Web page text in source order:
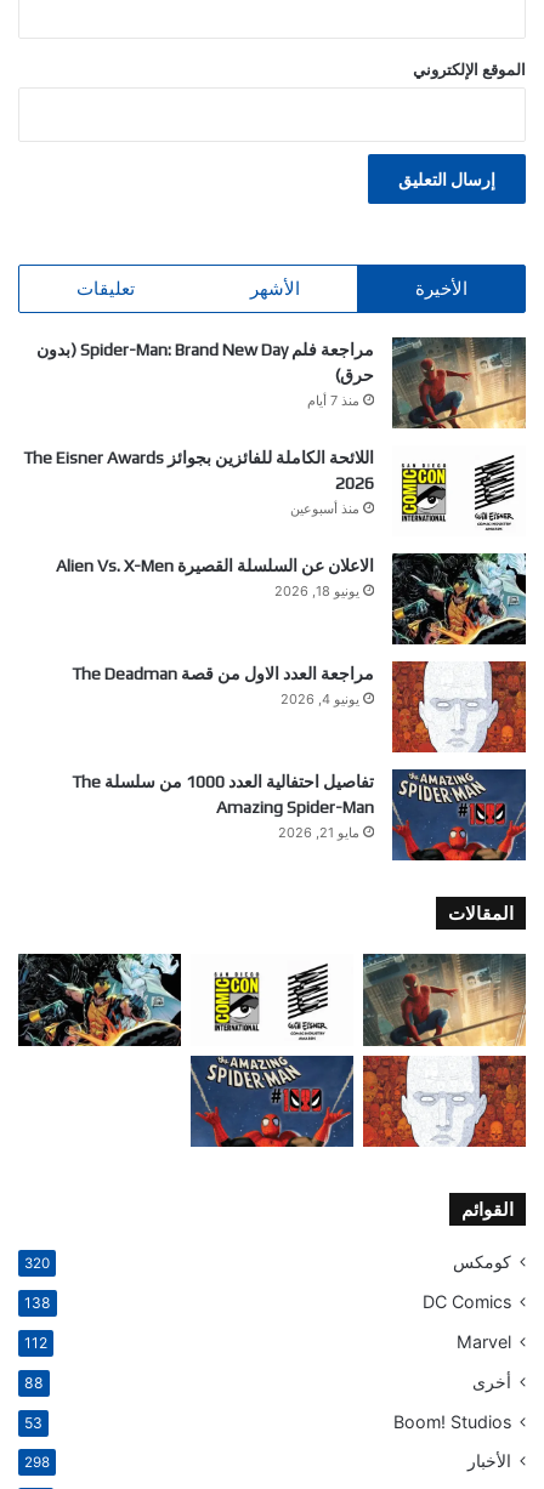
الموقع الإلكتروني
الأخيرة الأشهر تعليقات
مراجعة فلم Spider-Man: Brand New Day (بدون
حرق)
منذ 7 أيام
اللائحة الكاملة للفائزين بجوائز The Eisner Awards
2026
منذ أسبوعين
الاعلان عن السلسلة القصيرة Alien Vs. X-Men
يونيو 18, 2026
مراجعة العدد الاول من قصة The Deadman
يونيو 4, 2026
تفاصيل احتفالية العدد 1000 من سلسلة The
Amazing Spider-Man
مايو 21, 2026
المقالات
القوائم
كومكس 320
DC Comics
138
Marvel
112
أخرى 88
Boom! Studios
53
الأخبار 298